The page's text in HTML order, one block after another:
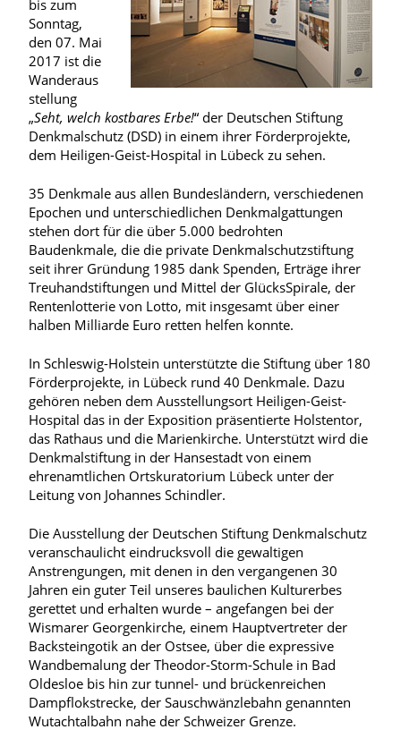
bis zum
Sonntag,
den 07. Mai
2017 ist die
Wanderaus
stellung
„Seht, welch kostbares Erbe!“ der Deutschen Stiftung
Denkmalschutz (DSD) in einem ihrer Förderprojekte,
dem Heiligen-Geist-Hospital in Lübeck zu sehen.
35 Denkmale aus allen Bundesländern, verschiedenen
Epochen und unterschiedlichen Denkmalgattungen
stehen dort für die über 5.000 bedrohten
Baudenkmale, die die private Denkmalschutzstiftung
seit ihrer Gründung 1985 dank Spenden, Erträge ihrer
Treuhandstiftungen und Mittel der GlücksSpirale, der
Rentenlotterie von Lotto, mit insgesamt über einer
halben Milliarde Euro retten helfen konnte.
In Schleswig-Holstein unterstützte die Stiftung über 180
Förderprojekte, in Lübeck rund 40 Denkmale. Dazu
gehören neben dem Ausstellungsort Heiligen-Geist-
Hospital das in der Exposition präsentierte Holstentor,
das Rathaus und die Marienkirche. Unterstützt wird die
Denkmalstiftung in der Hansestadt von einem
ehrenamtlichen Ortskuratorium Lübeck unter der
Leitung von Johannes Schindler.
Die Ausstellung der Deutschen Stiftung Denkmalschutz
veranschaulicht eindrucksvoll die gewaltigen
Anstrengungen, mit denen in den vergangenen 30
Jahren ein guter Teil unseres baulichen Kulturerbes
gerettet und erhalten wurde – angefangen bei der
Wismarer Georgenkirche, einem Hauptvertreter der
Backsteingotik an der Ostsee, über die expressive
Wandbemalung der Theodor-Storm-Schule in Bad
Oldesloe bis hin zur tunnel- und brückenreichen
Dampflokstrecke, der Sauschwänzlebahn genannten
Wutachtalbahn nahe der Schweizer Grenze.